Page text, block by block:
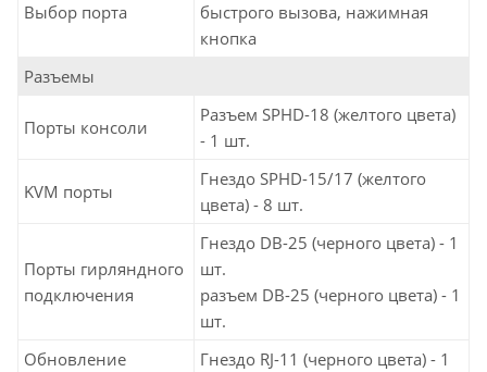
Выбор порта
быстрого вызова, нажимная
кнопка
Разъемы
Порты консоли
Разъем SPHD-18 (желтого цвета)
- 1 шт.
KVM порты
Гнездо SPHD-15/17 (желтого
цвета) - 8 шт.
Порты гирляндного
подключения
Гнездо DB-25 (черного цвета) - 1
шт.
разъем DB-25 (черного цвета) - 1
шт.
Обновление
Гнездо RJ-11 (черного цвета) - 1